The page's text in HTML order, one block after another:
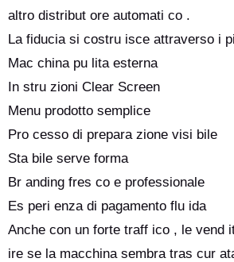
altro distribut ore automati co .
La fiducia si costru isce attraverso i
Mac china pu lita esterna
In stru zioni Clear Screen
Menu prodotto semplice
Pro cesso di prepara zione visi bile
Sta bile serve forma
Br anding fres co e professionale
Es peri enza di pagamento flu ida
Anche con un forte traff ico , le vend
ire se la macchina sembra tras cur